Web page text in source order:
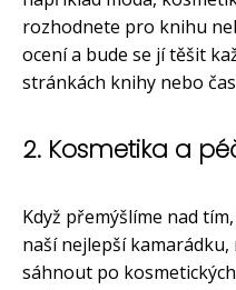
rozhodnete pro knihu
ocení a bude se jí těšit
stránkách knihy nebo
2. Kosmetika a
Když přemýšlíme nad
naší nejlepší
sáhnout po